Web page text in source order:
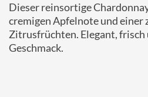
Dieser reinsortige
cremigen Apfelnote und einer
Zitrusfrüchten. Elegant,
Geschmack.